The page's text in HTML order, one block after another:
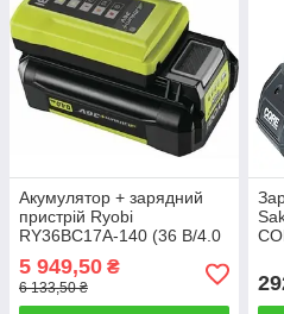
Акумулятор + зарядний
пристрій Ryobi
RY36BC17A-140 (36 В/4.0
5 949,50 ₴
6 133,50 ₴